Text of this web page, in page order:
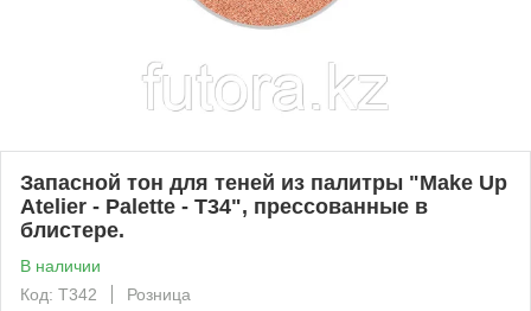
Запасной тон для теней из палитры "Make Up
Atelier - Palette - T34", прессованные в
блистере.
В наличии
Код: T342
Розница